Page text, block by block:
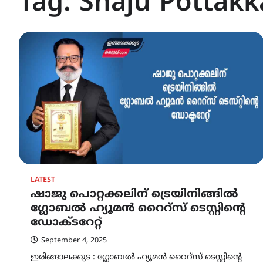
LATEST
ഷാജു പൊറ്റക്കലിന് ട്രെയിനിങ്ങിൽ
ഗ്ലോബൽ ഹ്യൂമൻ റൈറ്സ് ടെസ്റ്റിന്റെ
ഡോക്ടറേറ്റ്
September 4, 2025
ഇരിങ്ങാലക്കുട : ഗ്ലോബൽ ഹ്യൂമൻ റൈറ്സ് ടെസ്റ്റിന്റെ